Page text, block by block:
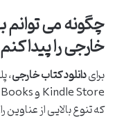
چگونه می توانم
خارجی را پیدا
برایدانلود کتاب خارجی،
که تنوع بالایی از عناوین